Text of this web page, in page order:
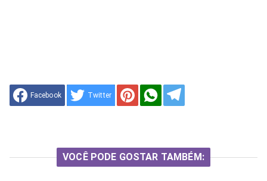
Facebook Twitter
VOCÊ PODE GOSTAR TAMBÉM: